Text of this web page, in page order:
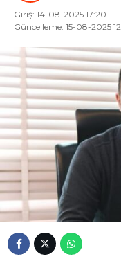
Giriş: 14-08-2025 17:20
Güncelleme: 15-08-2025